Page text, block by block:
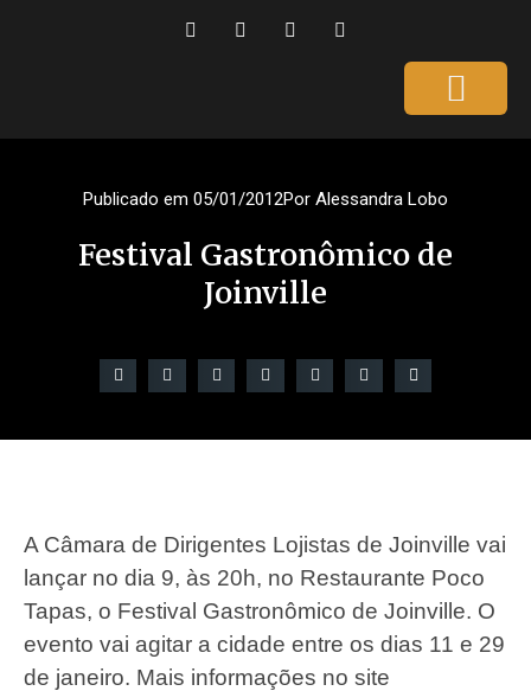
Publicado em 05/01/2012Por Alessandra Lobo
Festival Gastronômico de
Joinville
A Câmara de Dirigentes Lojistas de Joinville vai
lançar no dia 9, às 20h, no Restaurante Poco
Tapas, o Festival Gastronômico de Joinville. O
evento vai agitar a cidade entre os dias 11 e 29
de janeiro. Mais informações no site